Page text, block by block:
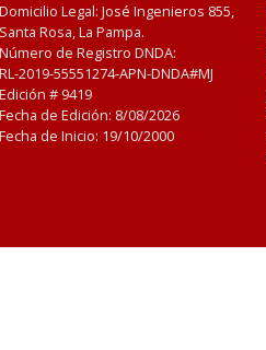
Domicilio Legal: José Ingenieros 855,
Santa Rosa, La Pampa.
Número de Registro DNDA:
RL-2019-55551274-APN-DNDA#MJ
Edición # 9419
Fecha de Edición: 8/08/2026
Fecha de Inicio: 19/10/2000